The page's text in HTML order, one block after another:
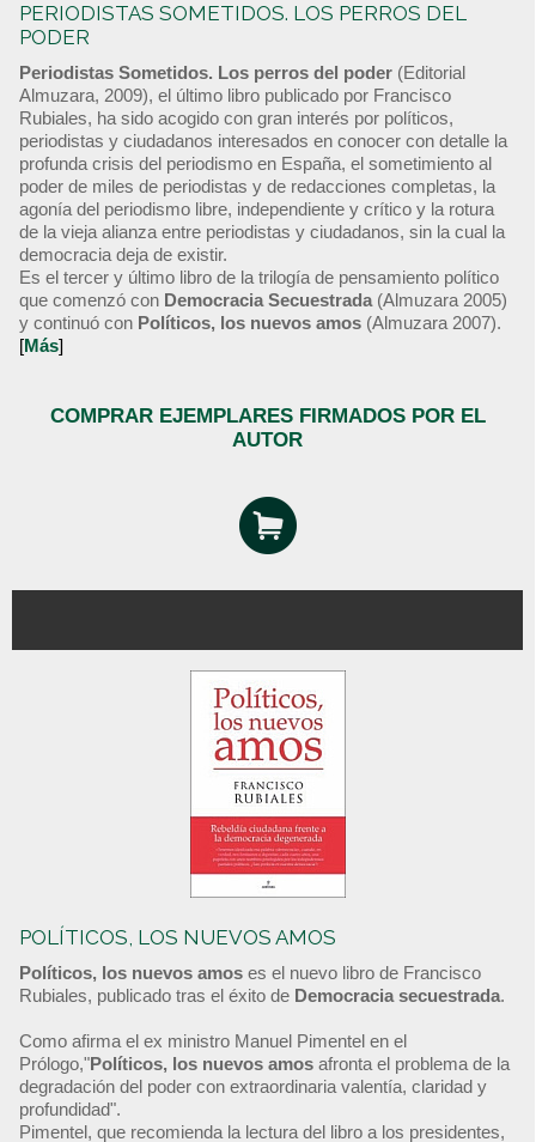
PERIODISTAS SOMETIDOS. LOS PERROS DEL
PODER
Periodistas Sometidos. Los perros del poder (Editorial
Almuzara, 2009), el último libro publicado por Francisco
Rubiales, ha sido acogido con gran interés por políticos,
periodistas y ciudadanos interesados en conocer con detalle la
profunda crisis del periodismo en España, el sometimiento al
poder de miles de periodistas y de redacciones completas, la
agonía del periodismo libre, independiente y crítico y la rotura
de la vieja alianza entre periodistas y ciudadanos, sin la cual la
democracia deja de existir.
Es el tercer y último libro de la trilogía de pensamiento político
que comenzó con Democracia Secuestrada (Almuzara 2005)
y continuó con Políticos, los nuevos amos (Almuzara 2007).
[Más]
COMPRAR EJEMPLARES FIRMADOS POR EL
AUTOR
POLÍTICOS, LOS NUEVOS AMOS
Políticos, los nuevos amos es el nuevo libro de Francisco
Rubiales, publicado tras el éxito de Democracia secuestrada.
Como afirma el ex ministro Manuel Pimentel en el
Prólogo,"Políticos, los nuevos amos afronta el problema de la
degradación del poder con extraordinaria valentía, claridad y
profundidad".
Pimentel, que recomienda la lectura del libro a los presidentes,